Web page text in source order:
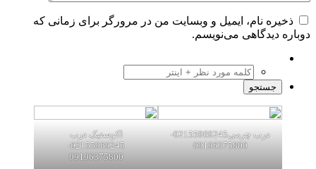
ذخیره نام، ایمیل و وبسایت من در مرورگر برای زمانی که
دوباره دیدگاهی می‌نویسم.
درب چرمی02155969245-
09196375800
اکوستیک درب
02155969245-
09196375800